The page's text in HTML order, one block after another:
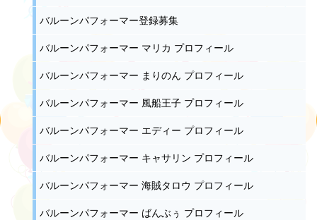
バルーンパフォーマー登録募集
バルーンパフォーマー マリカ プロフィール
バルーンパフォーマー まりのん プロフィール
バルーンパフォーマー 風船王子 プロフィール
バルーンパフォーマー エディー プロフィール
バルーンパフォーマー キャサリン プロフィール
バルーンパフォーマー 海賊タロウ プロフィール
バルーンパフォーマー ばんぶぅ プロフィール